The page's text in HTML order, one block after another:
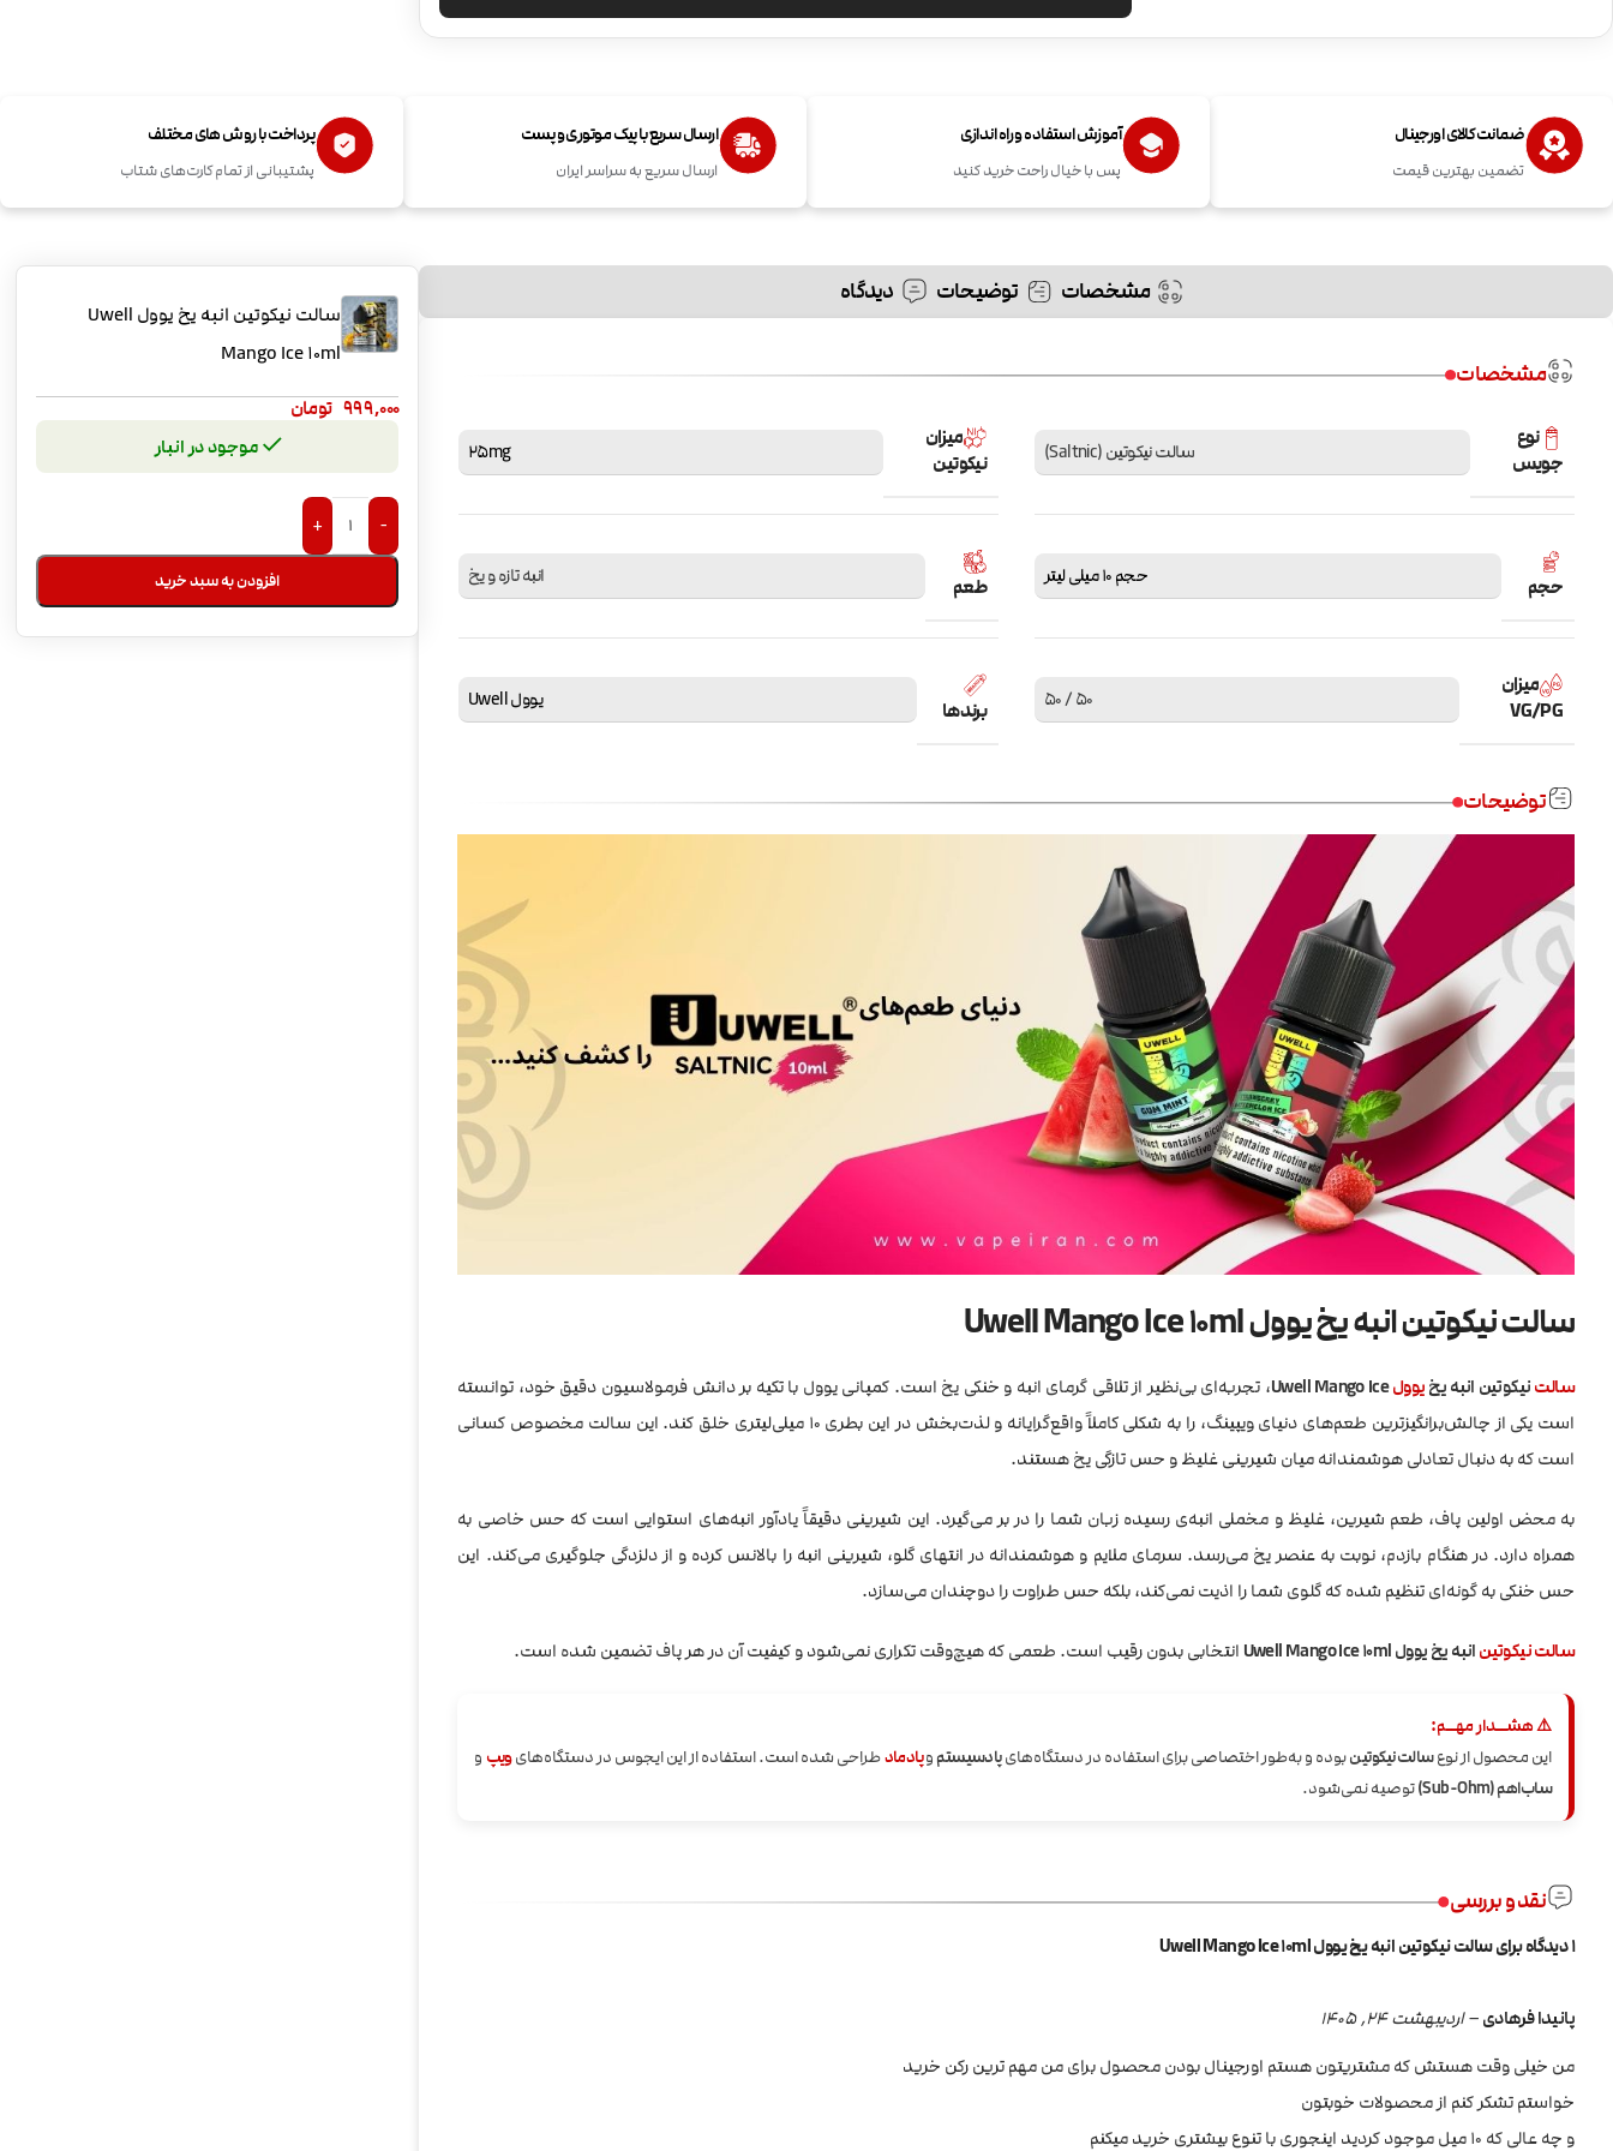
ضمانت کالای اورجینال
تضمین بهترین قیمت
آموزش استفاده و راه اندازی
پس با خیال راحت خرید کنید
ارسال سریع با پیک موتوری و پست
ارسال سریع به سراسر ایران
پرداخت با روش های مختلف
پشتیبانی از تمام کارت‌های شتاب
مشخصات توضیحات دیدگاه
مشخصات
نوع
جویس
سالت نیکوتین (Saltnic)
میزان
نیکوتین
25mg
حجم حجم 10 میلی لیتر طعم انبه تازه و یخ
میزان
VG/PG
50 / 50 برندها یوول Uwell
توضیحات
سالت نیکوتین انبه یخ یوول Uwell Mango Ice 10ml
سالتنیکوتین انبه یخیوولUwell Mango Ice
، تجربه‌ای بی‌نظیر از تلاقی گرمای انبه و خنکی یخ است. کمپانی یوول با تکیه بر دانش فرمولاسیون دقیق خود، توانسته
است یکی از چالش‌برانگیزترین طعم‌های دنیای ویپینگ، را به شکلی کاملاً واقع‌گرایانه و لذت‌بخش در این بطری ۱۰ میلی‌لیتری خلق کند. این سالت مخصوص کسانی
است که به دنبال تعادلی هوشمندانه میان شیرینی غلیظ و حس تازگی یخ هستند.
به محض اولین پاف، طعم شیرین، غلیظ و مخملی انبه‌ی رسیده زبان شما را در بر می‌گیرد. این شیرینی دقیقاً یادآور انبه‌های استوایی است که حس خاصی به
همراه دارد. در هنگام بازدم، نوبت به عنصر یخ می‌رسد. سرمای ملایم و هوشمندانه در انتهای گلو، شیرینی انبه را بالانس کرده و از دلزدگی جلوگیری می‌کند. این
حس خنکی به گونه‌ای تنظیم شده که گلوی شما را اذیت نمی‌کند، بلکه حس طراوت را دوچندان می‌سازد.
سالت نیکوتینانبه یخ یوول Uwell Mango Ice 10ml انتخابی بدون رقیب است. طعمی که هیچ‌وقت تکراری نمی‌شود و کیفیت آن در هر پاف تضمین شده است.
⚠️ هشــدار مهــم:
این محصول از نوعسالت نیکوتینبوده و به‌طور اختصاصی برای استفاده در دستگاه‌هایپادسیستم وپادمادطراحی شده است. استفاده از این ایجوس در دستگاه‌هایویپ و
ساب‌اهم (Sub-Ohm)
توصیه نمی‌شود.
نقد و بررسی
1 دیدگاه برای سالت نیکوتین انبه یخ یوول Uwell Mango Ice 10ml
پانیدا فرهادی–اردیبهشت 24, 1405
من خیلی وقت هستش که مشتریتون هستم اورجینال بودن محصول برای من مهم ترین رکن خرید
خواستم تشکر کنم از محصولات خوبتون
و چه عالی که ۱۰ میل موجود کردید اینجوری با تنوع بیشتری خرید میکنم
سالت نیکوتین انبه یخ یوول Uwell
Mango Ice 10ml
999,000 تومان
موجود در انبار
-
+
افزودن به سبد خرید